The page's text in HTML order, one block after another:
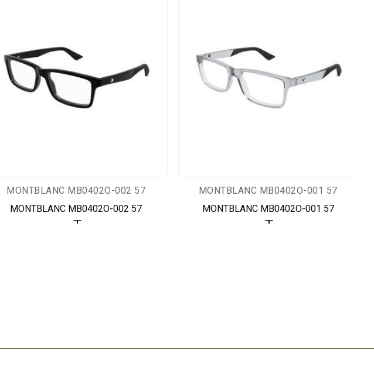
MONTBLANC MB0402O-002 57
MONTBLANC MB0402O-002 57
MONTBLANC MB0402O-001 57
MONTBLANC MB0402O-001 57